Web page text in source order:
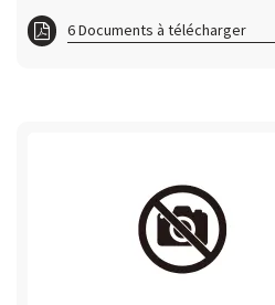
6 Documents à télécharger